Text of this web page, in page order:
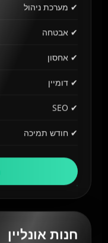
✔ מערכת ניהול
✔ אבטחה
✔ אחסון
✔ דומיין
✔ SEO
✔ חודש תמיכה
חנות אונליין